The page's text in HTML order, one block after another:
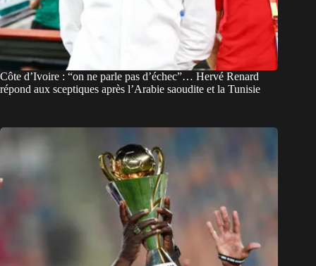
Côte d’Ivoire : “on ne parle pas d’échec”… Hervé Renard
répond aux sceptiques après l’Arabie saoudite et la Tunisie